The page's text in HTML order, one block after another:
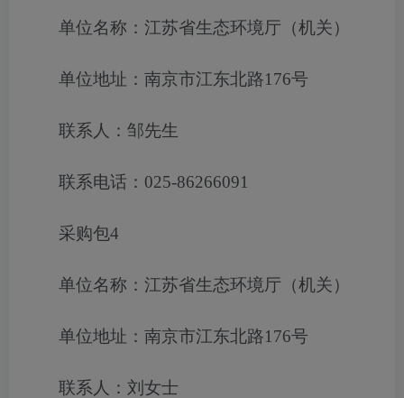
单位名称：江苏省生态环境厅（机关）
单位地址：南京市江东北路176号
联系人：邹先生
联系电话：025-86266091
采购包4
单位名称：江苏省生态环境厅（机关）
单位地址：南京市江东北路176号
联系人：刘女士